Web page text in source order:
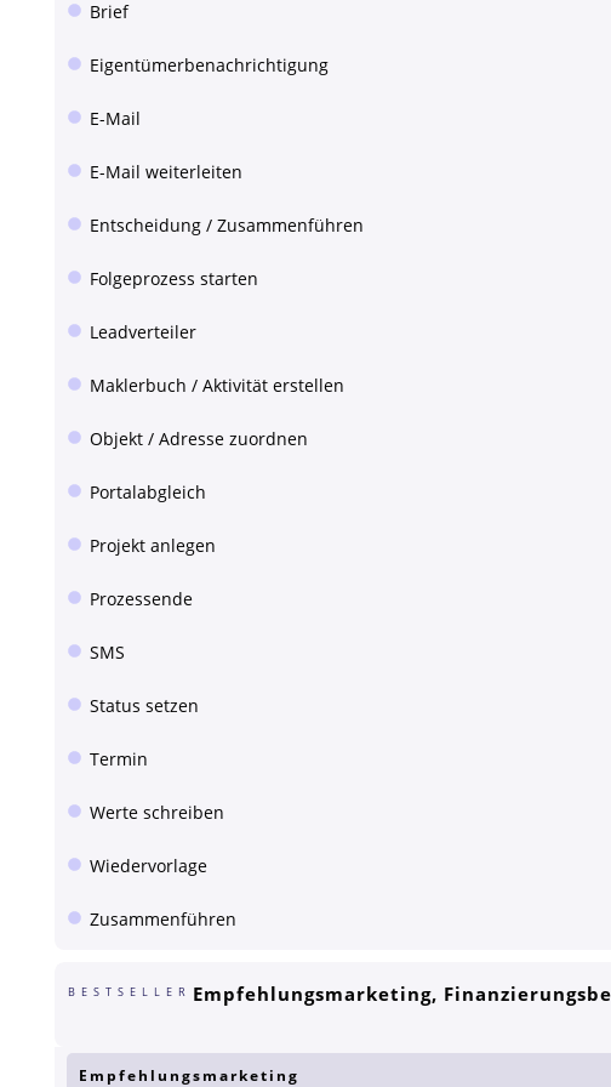
Brief
Eigentümerbenachrichtigung
E-Mail
E-Mail weiterleiten
Entscheidung / Zusammenführen
Folgeprozess starten
Leadverteiler
Maklerbuch / Aktivität erstellen
Objekt / Adresse zuordnen
Portalabgleich
Projekt anlegen
Prozessende
SMS
Status setzen
Termin
Werte schreiben
Wiedervorlage
Zusammenführen
BESTSELLER Empfehlungsmarketing,
Empfehlungsmarketing